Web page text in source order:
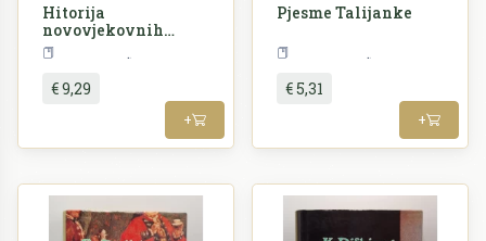
Hitorija
novovjekovnih
političkih teorija od
XV. stoljeća do 1848
€ 9,29
+
Pjesme Talijanke
€ 5,31
+